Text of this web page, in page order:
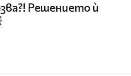
Решението ѝ